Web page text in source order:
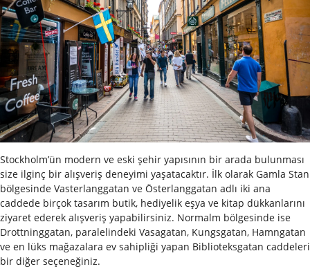
Stockholm’ün modern ve eski şehir yapısının bir arada bulunması
size ilginç bir alışveriş deneyimi yaşatacaktır. İlk olarak Gamla Stan
bölgesinde Vasterlanggatan ve Österlanggatan adlı iki ana
caddede birçok tasarım butik, hediyelik eşya ve kitap dükkanlarını
ziyaret ederek alışveriş yapabilirsiniz. Normalm bölgesinde ise
Drottninggatan, paralelindeki Vasagatan, Kungsgatan, Hamngatan
ve en lüks mağazalara ev sahipliği yapan Biblioteksgatan caddeleri
bir diğer seçeneğiniz.